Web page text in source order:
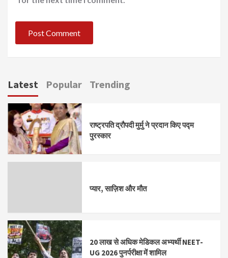
Latest Popular Trending
राष्ट्रपति द्रौपदी मुर्मु ने प्रदान किए पद्म
पुरस्कार
प्यार, साज़िश और मौत
20 लाख से अधिक मेडिकल अभ्यर्थी NEET-
UG 2026 पुनर्परीक्षा में शामिल